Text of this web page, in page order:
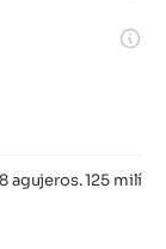
agujeros. 125